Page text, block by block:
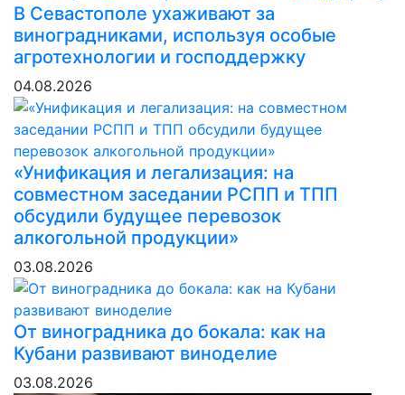
В Севастополе ухаживают за
виноградниками, используя особые
агротехнологии и господдержку
04.08.2026
«Унификация и легализация: на
совместном заседании РСПП и ТПП
обсудили будущее перевозок
алкогольной продукции»
03.08.2026
От виноградника до бокала: как на
Кубани развивают виноделие
03.08.2026